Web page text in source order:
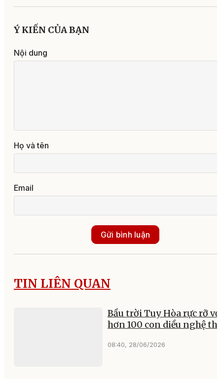
Ý KIẾN CỦA BẠN
Nội dung
Họ và tên
Email
Gửi bình luận
TIN LIÊN QUAN
Bầu trời Tuy Hòa rực rỡ
hơn 100 con diều nghệ
08:40, 28/06/2026